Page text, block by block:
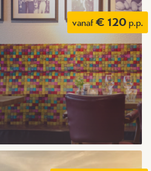
vanaf € 120 p.p.